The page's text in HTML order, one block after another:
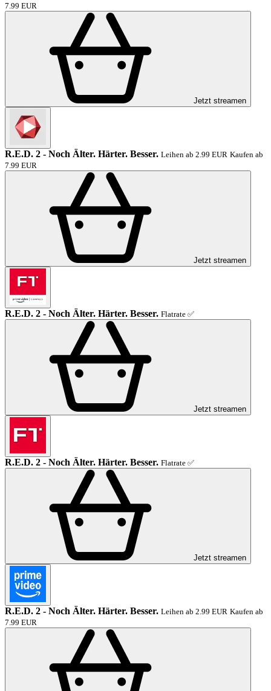
7.99 EUR
Jetzt streamen
R.E.D. 2 - Noch Älter. Härter. Besser. Leihen ab 2.99 EUR Kaufen ab
7.99 EUR
Jetzt streamen
R.E.D. 2 - Noch Älter. Härter. Besser. Flatrate ✅
Jetzt streamen
R.E.D. 2 - Noch Älter. Härter. Besser. Flatrate ✅
Jetzt streamen
R.E.D. 2 - Noch Älter. Härter. Besser. Leihen ab 2.99 EUR Kaufen ab
7.99 EUR